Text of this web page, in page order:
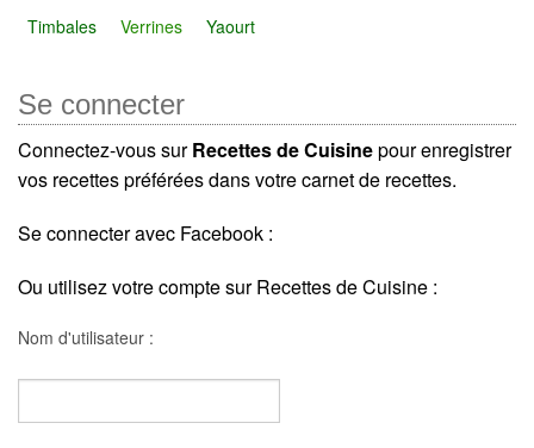
Timbales
Verrines Yaourt
Se connecter
Connectez-vous surRecettes de Cuisinepour enregistrer
vos recettes préférées dans votre carnet de recettes.
Se connecter avec Facebook :
Ou utilisez votre compte sur Recettes de Cuisine :
Nom d'utilisateur :